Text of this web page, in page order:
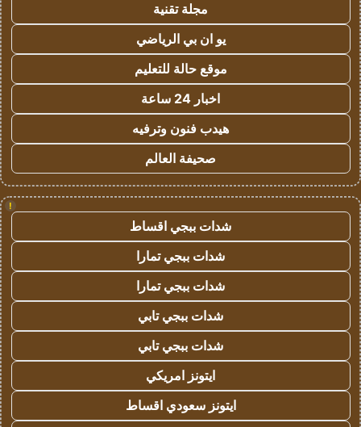
مجلة تقنية
يو ان بي الرياضي
موقع حالة للتعليم
اخبار 24 ساعة
هيدب فنون وترفيه
صحيفة العالم
!
شدات ببجي اقساط
شدات ببجي تمارا
شدات ببجي تمارا
شدات ببجي تابي
شدات ببجي تابي
ايتونز امريكي
ايتونز سعودي اقساط